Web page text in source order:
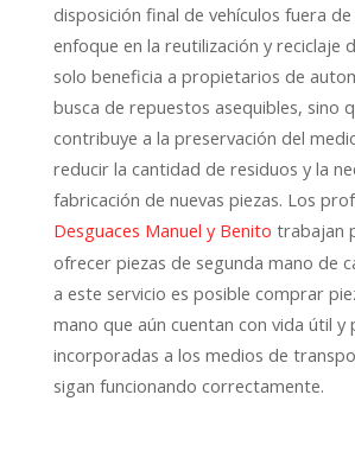
disposición final de vehículos fuera de
enfoque en la reutilización y reciclaje
solo beneficia a propietarios de
busca de repuestos asequibles, sino
contribuye a la preservación del
reducir la cantidad de residuos y la
fabricación de nuevas piezas. Los
Desguaces Manuel y Benito trabajan
ofrecer piezas de segunda mano de
a este servicio es posible comprar
mano que aún cuentan con vida útil y
incorporadas a los medios de
sigan funcionando correctamente.